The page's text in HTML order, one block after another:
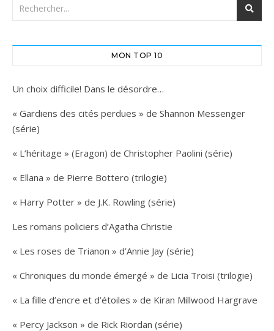
MON TOP 10
Un choix difficile! Dans le désordre…
« Gardiens des cités perdues » de Shannon Messenger
(série)
« L’héritage » (Eragon) de Christopher Paolini (série)
« Ellana » de Pierre Bottero (trilogie)
« Harry Potter » de J.K. Rowling (série)
Les romans policiers d’Agatha Christie
« Les roses de Trianon » d’Annie Jay (série)
« Chroniques du monde émergé » de Licia Troisi (trilogie)
« La fille d’encre et d’étoiles » de Kiran Millwood Hargrave
« Percy Jackson » de Rick Riordan (série)